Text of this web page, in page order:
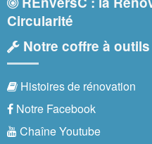
Circularité
Notre coffre à outils
Histoires de rénovation
Notre Facebook
Chaîne Youtube